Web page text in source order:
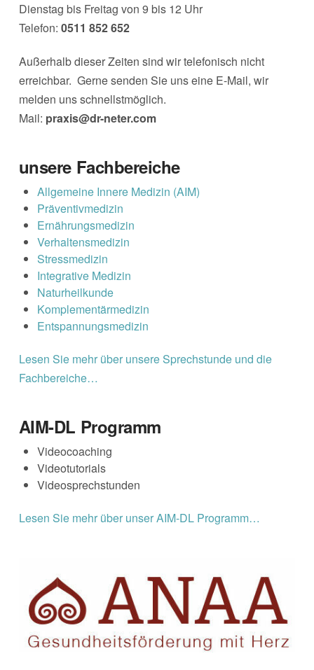
Dienstag bis Freitag von 9 bis 12 Uhr
Telefon: 0511 852 652
Außerhalb dieser Zeiten sind wir telefonisch nicht
erreichbar. Gerne senden Sie uns eine E-Mail, wir
melden uns schnellstmöglich.
Mail: praxis@dr-neter.com
unsere Fachbereiche
Allgemeine Innere Medizin (AIM)
Präventivmedizin
Ernährungsmedizin
Verhaltensmedizin
Stressmedizin
Integrative Medizin
Naturheilkunde
Komplementärmedizin
Entspannungsmedizin
Lesen Sie mehr über unsere Sprechstunde und die
Fachbereiche…
AIM-DL Programm
Videocoaching
Videotutorials
Videosprechstunden
Lesen Sie mehr über unser AIM-DL Programm…